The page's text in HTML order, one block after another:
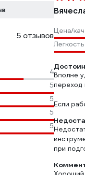
5 отзывов
4
5
5
5
5
Цена/
Вполне
переход
Если
при